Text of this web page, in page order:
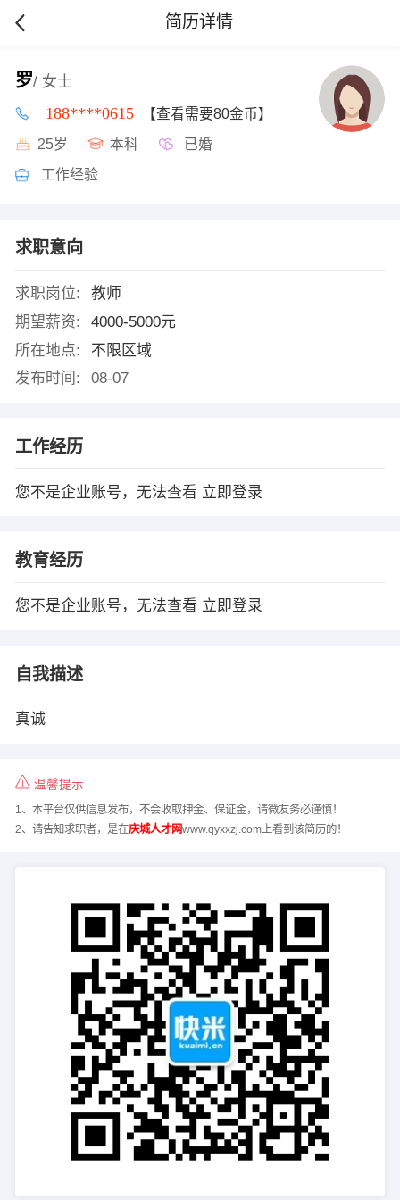
简历详情
罗/ 女士
188****0615 【查看需要80金币】
25岁 本科 已婚
工作经验
求职意向
求职岗位:
教师
期望薪资:
4000-5000元
所在地点:
不限区域
发布时间:
08-07
工作经历
您不是企业账号，无法查看 立即登录
教育经历
您不是企业账号，无法查看 立即登录
自我描述
真诚
温馨提示
1、本平台仅供信息发布，不会收取押金、保证金，请微友务必谨慎！
2、请告知求职者，是在庆城人才网www.qyxxzj.com上看到该简历的！